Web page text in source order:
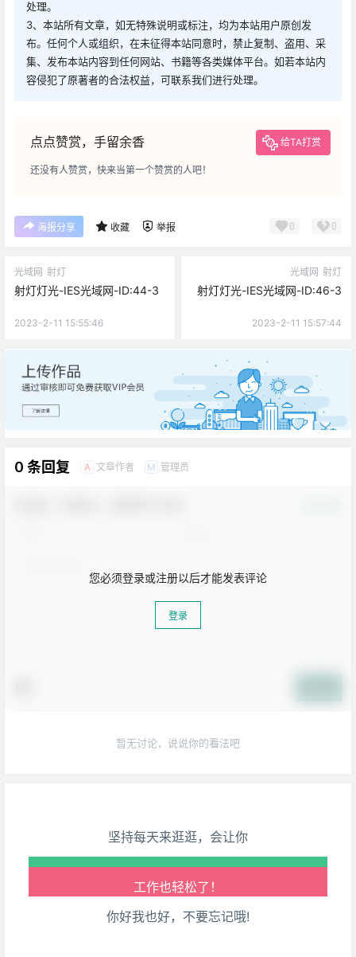
处理。
3、本站所有文章，如无特殊说明或标注，均为本站用户原创发
布。任何个人或组织，在未征得本站同意时，禁止复制、盗用、采
集、发布本站内容到任何网站、书籍等各类媒体平台。如若本站内
容侵犯了原著者的合法权益，可联系我们进行处理。
点点赞赏，手留余香 给TA打赏
还没有人赞赏，快来当第一个赞赏的人吧！
海报分享 收藏 举报 0 0
光域网 射灯
射灯灯光-IES光域网-ID:44-3
2023-2-11 15:55:46
光域网 射灯
射灯灯光-IES光域网-ID:46-3
2023-2-11 15:57:44
广告
0 条回复 A 文章作者 M 管理员
您必须登录或注册以后才能发表评论
登录
暂无讨论，说说你的看法吧
坚持每天来逛逛，会让你
心情也舒畅了！
腿也不痛了！
腰也不酸了！
工作也轻松了！
你好我也好，不要忘记哦!